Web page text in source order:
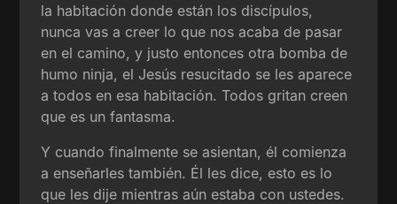
la habitación donde están los discípulos,
nunca vas a creer lo que nos acaba de pasar
en el camino, y justo entonces otra bomba de
humo ninja, el Jesús resucitado se les aparece
a todos en esa habitación. Todos gritan creen
que es un fantasma.
Y cuando finalmente se asientan, él comienza
a enseñarles también. Él les dice, esto es lo
que les dije mientras aún estaba con ustedes.